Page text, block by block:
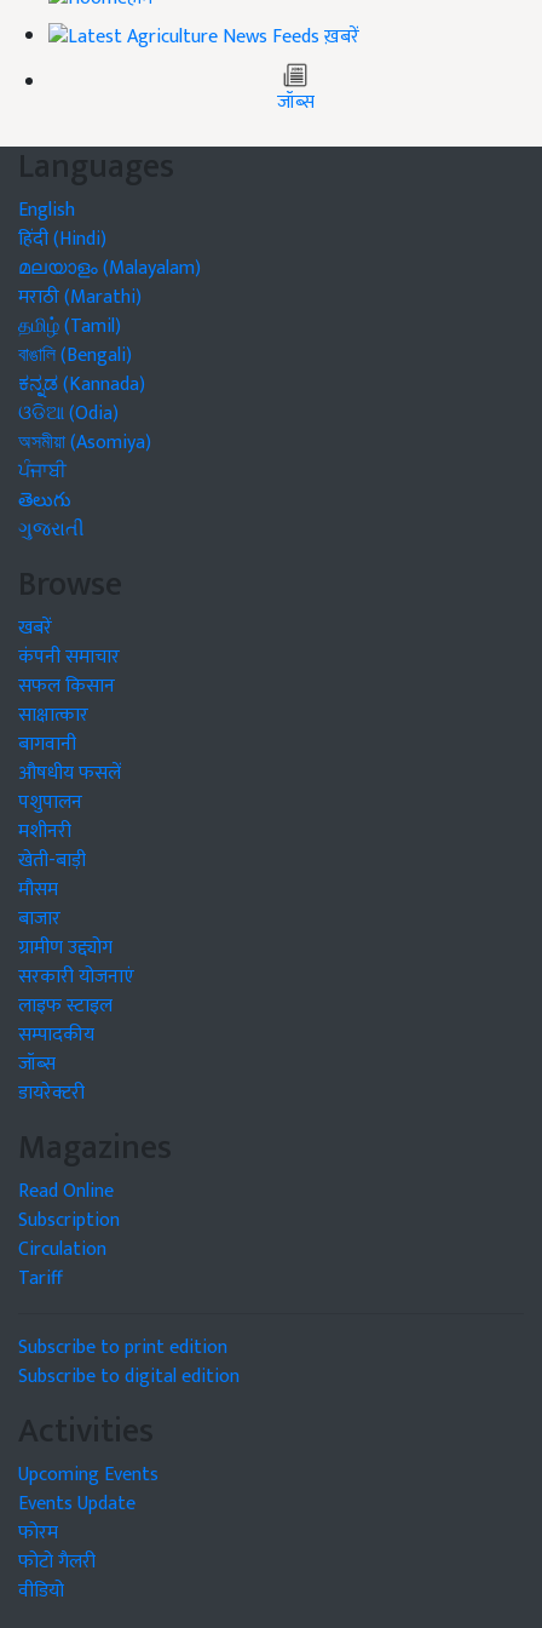
ख़बरें
जॉब्स
Languages
English
हिंदी (Hindi)
മലയാളം (Malayalam)
मराठी (Marathi)
தமிழ் (Tamil)
বাঙালি (Bengali)
ಕನ್ನಡ (Kannada)
ଓଡିଆ (Odia)
অসমীয়া (Asomiya)
ਪੰਜਾਬੀ
తెలుగు
ગુજરાતી
Browse
खबरें
कंपनी समाचार
सफल किसान
साक्षात्कार
बागवानी
औषधीय फसलें
पशुपालन
मशीनरी
खेती-बाड़ी
मौसम
बाजार
ग्रामीण उद्द्योग
सरकारी योजनाएं
लाइफ स्टाइल
सम्पादकीय
जॉब्स
डायरेक्टरी
Magazines
Read Online
Subscription
Circulation
Tariff
Subscribe to print edition
Subscribe to digital edition
Activities
Upcoming Events
Events Update
फोरम
फोटो गैलरी
वीडियो